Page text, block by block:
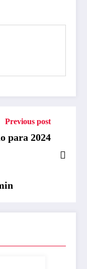
Previous post
para 2024